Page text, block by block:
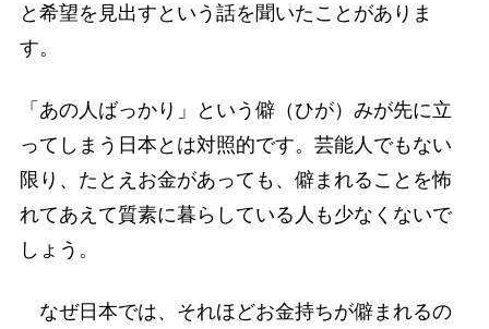
と希望を見出すという話を聞いたことがありま
す。
「あの人ばっかり」という僻（ひが）みが先に立
ってしまう日本とは対照的です。芸能人でもない
限り、たとえお金があっても、僻まれることを怖
れてあえて質素に暮らしている人も少なくないで
しょう。
なぜ日本では、それほどお金持ちが僻まれるの